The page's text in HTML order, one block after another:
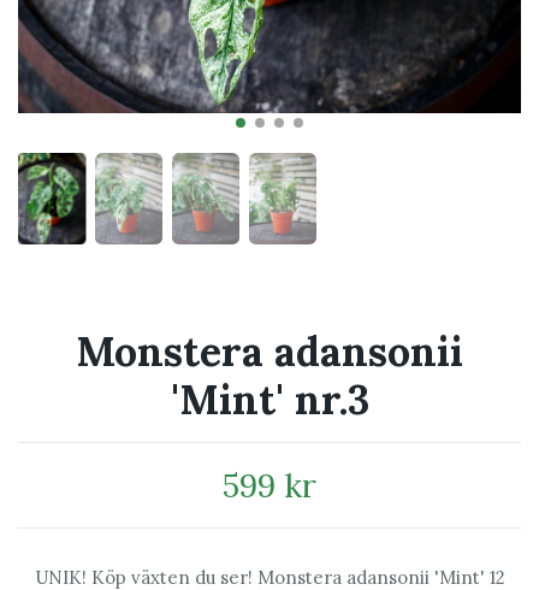
Monstera adansonii
'Mint' nr.3
599 kr
UNIK! Köp växten du ser! Monstera adansonii 'Mint' 12